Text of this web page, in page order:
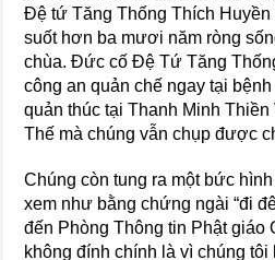
Đệ tứ Tăng Thống Thích
suốt hơn ba mươi năm ròng
chùa. Đức cố Đệ Tứ Tăng
công an quản chế ngay tại
quản thúc tại Thanh Minh
Thế mà chúng vẫn chụp được
Chúng còn tung ra một bức
xem như bằng chứng ngài “đi
đến Phòng Thông tin Phật giáo
không đính chính là vì chúng